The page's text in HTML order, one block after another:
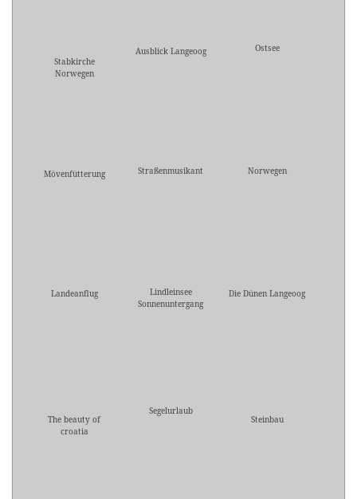
Stabkirche
Norwegen
Ausblick Langeoog Ostsee
Mövenfütterung Straßenmusikant Norwegen
Landeanflug
Lindleinsee
Sonnenuntergang
Die Dünen Langeoog
The beauty of
croatia
Segelurlaub
Steinbau